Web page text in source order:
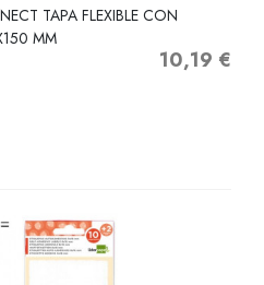
TAPA FLEXIBLE CON
MM
Precio
10,19 €